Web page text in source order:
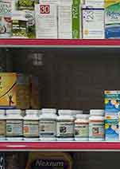
✓Diệt
✓ Dùng